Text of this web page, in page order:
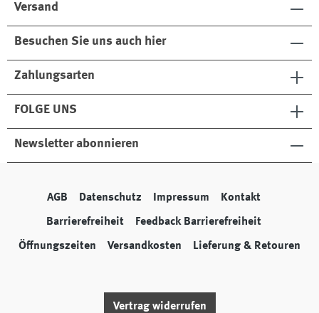
Versand
Besuchen Sie uns auch hier
Zahlungsarten
FOLGE UNS
Newsletter abonnieren
AGB Datenschutz Impressum Kontakt
Barrierefreiheit Feedback Barrierefreiheit
Öffnungszeiten Versandkosten Lieferung & Retouren
Vertrag widerrufen